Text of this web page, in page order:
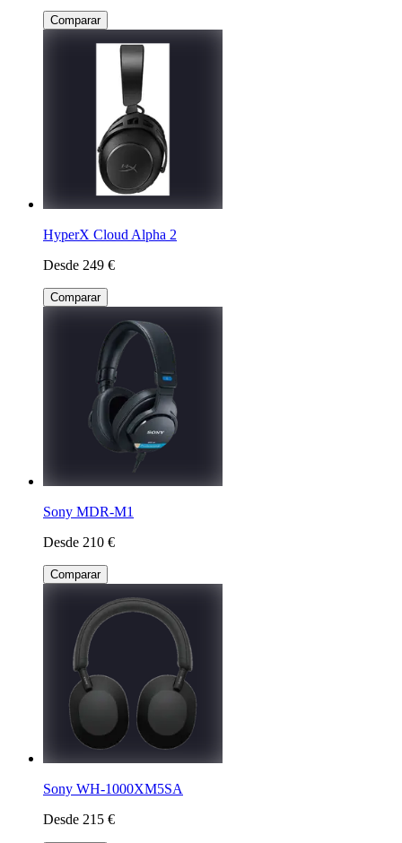
Comparar
HyperX Cloud Alpha 2
Desde 249 €
Comparar
Sony MDR-M1
Desde 210 €
Comparar
Sony WH-1000XM5SA
Desde 215 €